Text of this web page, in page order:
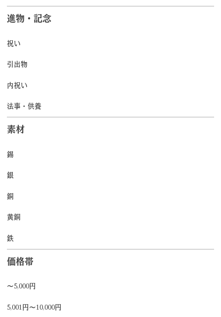
進物・記念
祝い
引出物
内祝い
法事・供養
素材
錫
銀
銅
黄銅
鉄
価格帯
～5,000円
5,001円～10,000円